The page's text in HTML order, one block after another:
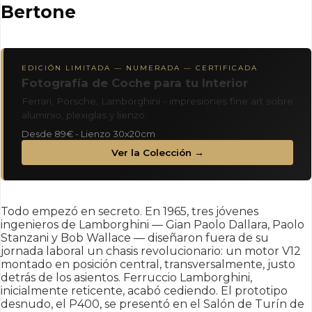
Bertone
EDICIÓN LIMITADA — NUMERADA — CERTIFICADA
Fotografía de Coche para tu Interior
Ferrari, Porsche, Lamborghini - impresiones fine art sobre
aluminio, plexiglas y lienzo.
Desde 89€ - Lienzo 30x20cm
Ver la Colección →
Todo empezó en secreto. En 1965, tres jóvenes
ingenieros de Lamborghini — Gian Paolo Dallara, Paolo
Stanzani y Bob Wallace — diseñaron fuera de su
jornada laboral un chasis revolucionario: un motor V12
montado en posición central, transversalmente, justo
detrás de los asientos. Ferruccio Lamborghini,
inicialmente reticente, acabó cediendo. El prototipo
desnudo, el P400, se presentó en el Salón de Turín de